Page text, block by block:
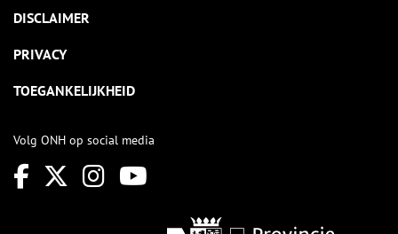
DISCLAIMER
PRIVACY
TOEGANKELIJKHEID
Volg ONH op social media